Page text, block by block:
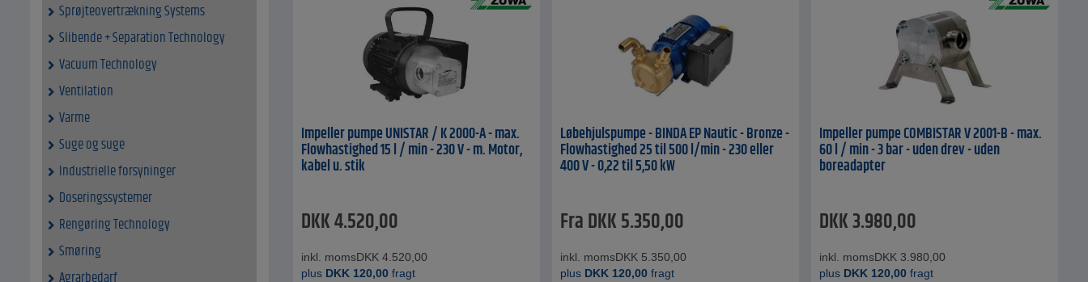
Sprøjteovertrækning Systems
Slibende + Separation Technology
Vacuum Technology
Ventilation
Varme
Suge og suge
Industrielle forsyninger
Doseringssystemer
Rengøring Technology
Smøring
Impeller pumpe UNISTAR / K 2000-A - max.
Flowhastighed 15 l / min - 230 V - m. Motor,
kabel u. stik
DKK4.520,00
inkl. momsDKK 4.520,00
plus DKK 120,00 fragt
Løbehjulspumpe - BINDA EP Nautic - Bronze -
Flowhastighed 25 til 500 l/min - 230 eller
400 V - 0,22 til 5,50 kW
FraDKK5.350,00
inkl. momsDKK 5.350,00
plus DKK 120,00 fragt
Impeller pumpe COMBISTAR V 2001-B - max.
60 l / min - 3 bar - uden drev - uden
boreadapter
DKK3.980,00
inkl. momsDKK 3.980,00
plus DKK 120,00 fragt